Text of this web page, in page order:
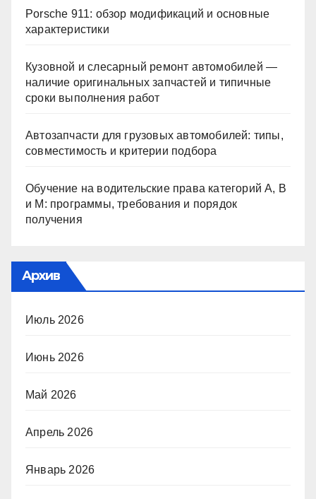
Porsche 911: обзор модификаций и основные
характеристики
Кузовной и слесарный ремонт автомобилей —
наличие оригинальных запчастей и типичные
сроки выполнения работ
Автозапчасти для грузовых автомобилей: типы,
совместимость и критерии подбора
Обучение на водительские права категорий A, B
и M: программы, требования и порядок
получения
Архив
Июль 2026
Июнь 2026
Май 2026
Апрель 2026
Январь 2026